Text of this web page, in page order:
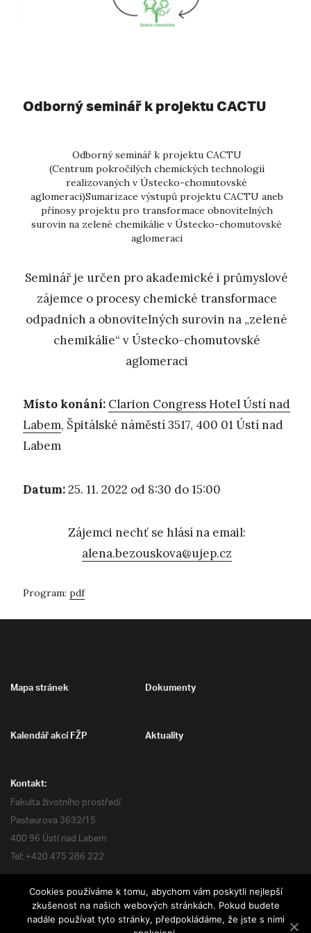
Odborný seminář k projektu CACTU
Odborný seminář k projektu CACTU
(Centrum pokročilých chemických technologií
realizovaných v Ústecko-chomutovské
aglomeraci)Sumarizace výstupů projektu CACTU aneb
přínosy projektu pro transformace obnovitelných
surovin na zelené chemikálie v Ústecko-chomutovské
aglomeraci
Seminář je určen pro akademické i průmyslové
zájemce o procesy chemické transformace
odpadních a obnovitelných surovin na „zelené
chemikálie“ v Ústecko-chomutovské
aglomeraci
Místo konání: Clarion Congress Hotel Ústí nad
Labem, Špitálské náměstí 3517, 400 01 Ústí nad
Labem
Datum:25. 11. 2022 od 8:30 do 15:00
Zájemci nechť se hlásí na email:
alena.bezouskova@ujep.cz
Program: pdf
Mapa stránek Dokumenty
Kalendář akcí FŽP Aktuality
Kontakt:
Fakulta životního prostředí
Pasteurova 3632/15
400 96 Ústí nad Labem
Tel: +420 475 286 222
Všechna práva vyhrazena
Cookies používáme k tomu, abychom vám poskytli nejlepší
zkušenost na našich webových stránkách. Pokud budete
nadále používat tyto stránky, předpokládáme, že jste s nimi